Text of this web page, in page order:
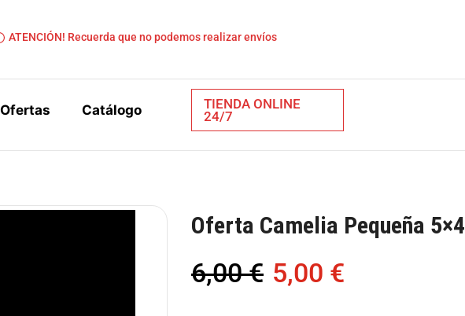
ATENCIÓN! Recuerda que no podemos realizar envíos
Ofertas Catálogo
TIENDA ONLINE
24/7
Oferta Camelia Pequeña 5×4
6,00€ 5,00 €